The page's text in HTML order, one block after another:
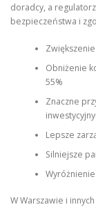
doradcy, a
bezpieczeństwa i
Obniżenie
55%
Znaczne
Lepsze
Silniejsze
W Warszawie i